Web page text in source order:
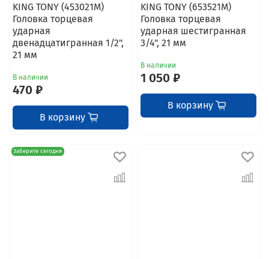
KING TONY (453021M)
Головка торцевая
ударная
двенадцатигранная 1/2",
21 мм
В наличии
470 ₽
В корзину
KING TONY (653521M)
Головка торцевая
ударная шестигранная
3/4", 21 мм
В наличии
1 050 ₽
В корзину
Заберите сегодня